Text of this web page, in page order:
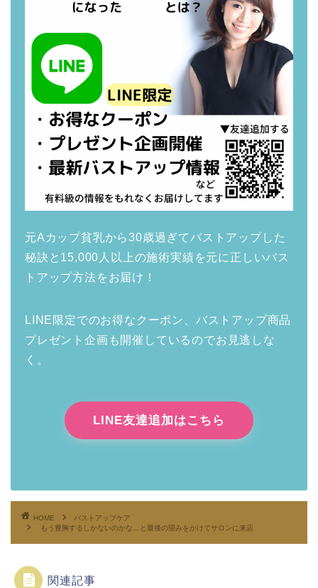
元Aカップ貧乳から30歳過ぎてバストアップした
秘訣と15,000人以上の施術実績を元に正しいバス
トアップ方法をお届け！
LINE限定でのお得なクーポン、バストアップ商品
プレゼント企画も開催しているのでお見逃しな
く。
LINE友達追加はこちら
HOME
バストアップケア
もう豊胸するしかないのかな…と最後の望みをかけてサロンに来店
関連記事